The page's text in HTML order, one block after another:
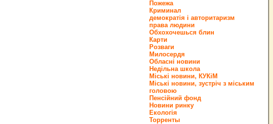
Пожежа
Криминал
демократія і авторитаризм
права людини
Обхохочешься блин
Карти
Розваги
Милосердя
Обласні новини
Недільна школа
Міські новини, КУКіМ
Міські новини, зустріч з міським
головою
Пенсійний фонд
Новини ринку
Екологія
Торренты